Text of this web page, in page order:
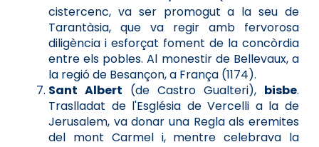
cistercenc, va ser promogut a la seu de
Tarantàsia, que va regir amb fervorosa
diligència i esforçat foment de la concòrdia
entre els pobles. Al monestir de Bellevaux, a
la regió de Besançon, a França (1174).
Sant Albert (de Castro Gualteri), bisbe.
Traslladat de l'Església de Vercelli a la de
Jerusalem, va donar una Regla als eremites
del mont Carmel i, mentre celebrava la